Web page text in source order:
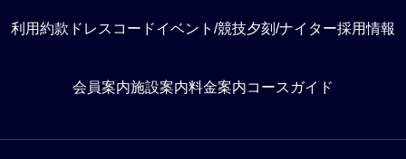
利用約款 ドレスコードイベント/競技夕刻/ナイター採用情報
会員案内施設案内料金案内コースガイド